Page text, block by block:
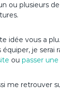
ou plusieurs
idée vous a
équiper, je
ou passer
me retrouver